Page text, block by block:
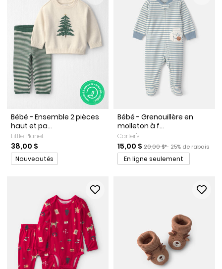
Bébé - Ensemble 2 pièces
haut et pa...
Little Planet
38,00 $
Promotions
Nouveautés
Bébé - Grenouillère en
molleton à f...
Carter's
Prix de solde
15,00 $ Prix ​​de détail suggéré par
20,00 $* Pourcentage de
25% de rabais
En ligne seulement